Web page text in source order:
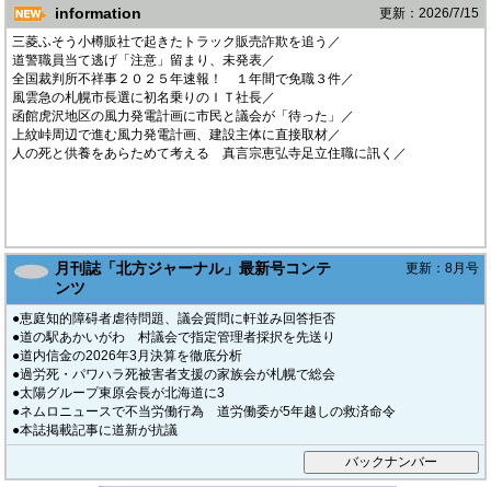
さっぽろ麻生乳腺甲状腺クリニック 乳がんの治療と検診
現れたゲームチェンジャー 国内開発の抗体薬物複合体
札幌心臓血管クリニック新院長 八木大輔医師に訊く
ボトムアップでつくる新体制と劇的変化の弁膜症治療
訪問診療で家庭で過ごす喜びを届けたい
ウェルビークリニックが札幌市内で再出発
脳神経外科の急性期・在宅医療の進化を森山病院の安栄医師に訊く
脳神経繊維を傷めない手術を確立・訪問看護とのコラボで伸びる余命
「恵佑会札幌病院」の肝胆膵外科部長に森本医師が着任
ロボット手術屈指の実績 膵臓癌でも諦めない医療を提供
カレス記念病院・浅香正博院長に訊く
北光記念病院と時計台記念病院を「発展統合」
札幌心臓血管クリニックで進化を遂げる「低侵襲治療」
医療講演会「第18回札幌ハートセミナー」を開催
がん拠点病院「恵佑会札幌病院」の泌尿器科部長に久末医師
information
更新：2026/7/15
三菱ふそう小樽販社で起きたトラック販売詐欺を追う／
道警職員当て逃げ「注意」留まり、未発表／
全国裁判所不祥事２０２５年速報！ １年間で免職３件／
風雲急の札幌市長選に初名乗りのＩＴ社長／
函館虎沢地区の風力発電計画に市民と議会が「待った」／
上紋峠周辺で進む風力発電計画、建設主体に直接取材／
人の死と供養をあらためて考える 真言宗恵弘寺足立住職に訊く／
月刊誌「北方ジャーナル」最新号コンテ
ンツ
更新：8月号
●恵庭知的障碍者虐待問題、議会質問に軒並み回答拒否
●道の駅あかいがわ 村議会で指定管理者採択を先送り
●道内信金の2026年3月決算を徹底分析
●過労死・パワハラ死被害者支援の家族会が札幌で総会
●太陽グループ東原会長が北海道に3
●ネムロニュースで不当労働行為 道労働委が5年越しの救済命令
●本誌掲載記事に道新が抗議